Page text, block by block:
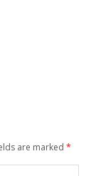
are marked *